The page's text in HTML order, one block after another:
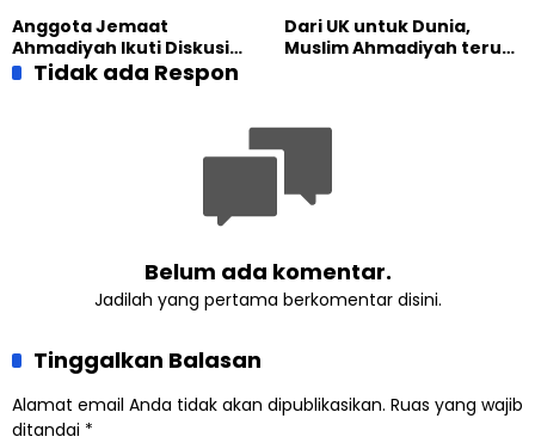
Lewat Pengajian
Gabungan
Anggota Jemaat
Ahmadiyah Ikuti Diskusi
Pluralisme di Yogyakarta
Dari UK untuk Dunia,
Muslim Ahmadiyah terus
Tidak ada Respon
Belum ada komentar.
Jadilah yang pertama berkomentar disini.
Tinggalkan Balasan
Alamat email Anda tidak akan dipublikasikan. Ruas yang wajib
ditandai *